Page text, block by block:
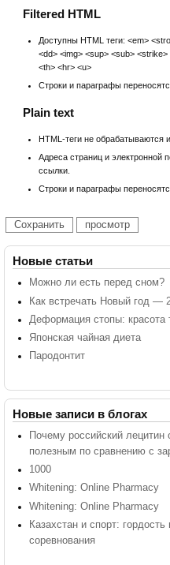
Filtered HTML
Доступны HTML теги: <em>
<dd> <img> <sup> <sub>
<th> <hr> <u>
Строки и параграфы
Plain text
HTML-теги не обрабатываются
Адреса страниц и электронной
ссылки.
Строки и параграфы
Новые статьи
Можно ли есть перед сном?
Как встречать Новый год —
Деформация стопы: красота
Японская чайная диета
Пародонтит
Новые записи в блогах
Почему российский
полезным по сравнению с
1000
Whitening: Online Pharmacy
Whitening: Online Pharmacy
Казахстан и спорт:
соревнования